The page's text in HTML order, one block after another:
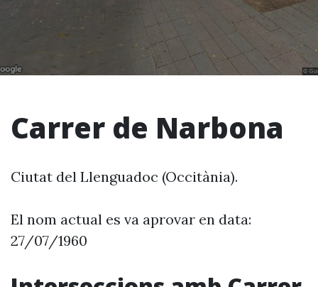
Carrer de Narbona
Ciutat del Llenguadoc (Occitània).
El nom actual es va aprovar en data:
27/07/1960